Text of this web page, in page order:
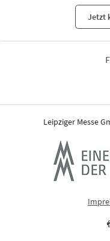
Jetzt
Leipziger Messe